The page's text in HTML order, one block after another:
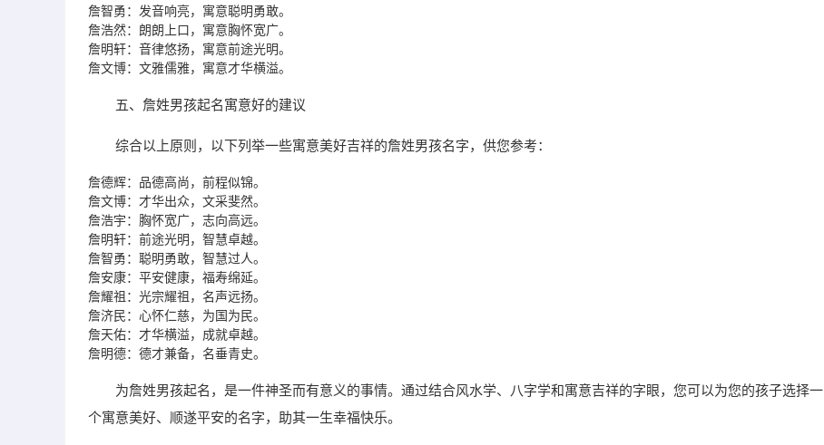
詹智勇：发音响亮，寓意聪明勇敢。
詹浩然：朗朗上口，寓意胸怀宽广。
詹明轩：音律悠扬，寓意前途光明。
詹文博：文雅儒雅，寓意才华横溢。
五、詹姓男孩起名寓意好的建议
综合以上原则，以下列举一些寓意美好吉祥的詹姓男孩名字，供您参考：
詹德辉：品德高尚，前程似锦。
詹文博：才华出众，文采斐然。
詹浩宇：胸怀宽广，志向高远。
詹明轩：前途光明，智慧卓越。
詹智勇：聪明勇敢，智慧过人。
詹安康：平安健康，福寿绵延。
詹耀祖：光宗耀祖，名声远扬。
詹济民：心怀仁慈，为国为民。
詹天佑：才华横溢，成就卓越。
詹明德：德才兼备，名垂青史。
为詹姓男孩起名，是一件神圣而有意义的事情。通过结合风水学、八字学和寓意吉祥的字眼，您可以为您的孩子选择一
个寓意美好、顺遂平安的名字，助其一生幸福快乐。